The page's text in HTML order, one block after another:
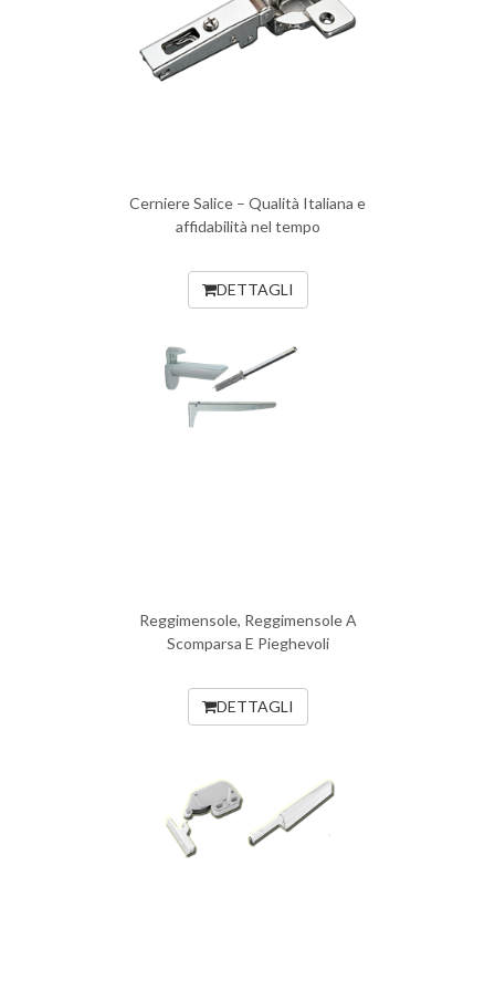
Cerniere Salice – Qualità Italiana e
affidabilità nel tempo
DETTAGLI
Reggimensole, Reggimensole A
Scomparsa E Pieghevoli
DETTAGLI